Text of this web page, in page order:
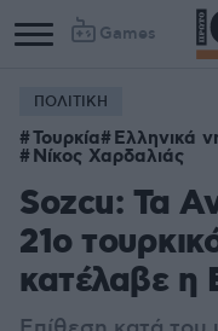
Games
ΠΟΛΙΤΙΚΗ
Τουρκία Ελληνικά
Νίκος Χαρδαλιάς
Sozcu: Τα
21ο
κατέλαβε η